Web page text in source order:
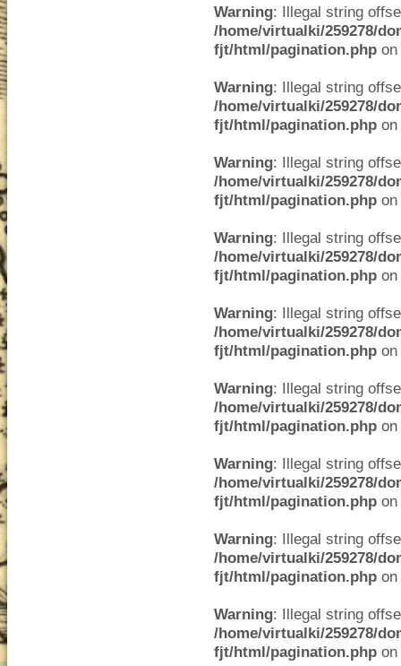
Warning: Illegal string
/home/virtualki/259278/
fjt/html/pagination.php
Warning: Illegal string
/home/virtualki/259278/
fjt/html/pagination.php
Warning: Illegal string
/home/virtualki/259278/
fjt/html/pagination.php
Warning: Illegal string
/home/virtualki/259278/
fjt/html/pagination.php
Warning: Illegal string
/home/virtualki/259278/
fjt/html/pagination.php
Warning: Illegal string
/home/virtualki/259278/
fjt/html/pagination.php
Warning: Illegal string
/home/virtualki/259278/
fjt/html/pagination.php
Warning: Illegal string
/home/virtualki/259278/
fjt/html/pagination.php
Warning: Illegal string
/home/virtualki/259278/
fjt/html/pagination.php